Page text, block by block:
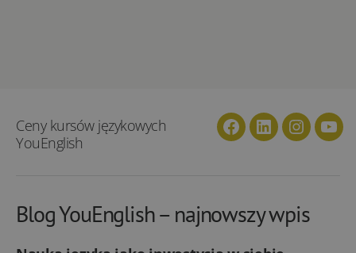
Ceny kursów językowych
YouEnglish
Facebook
Linkedin
Blog YouEnglish – najnowszy wpis